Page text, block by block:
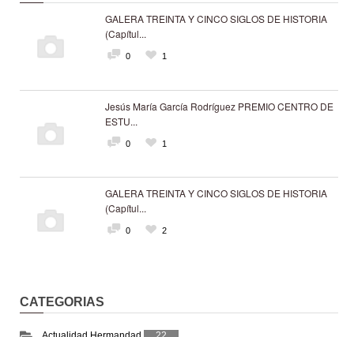
GALERA TREINTA Y CINCO SIGLOS DE HISTORIA
(Capítul...
0 1
Jesús María García Rodríguez PREMIO CENTRO DE
ESTU...
0 1
GALERA TREINTA Y CINCO SIGLOS DE HISTORIA
(Capítul...
0 2
CATEGORIAS